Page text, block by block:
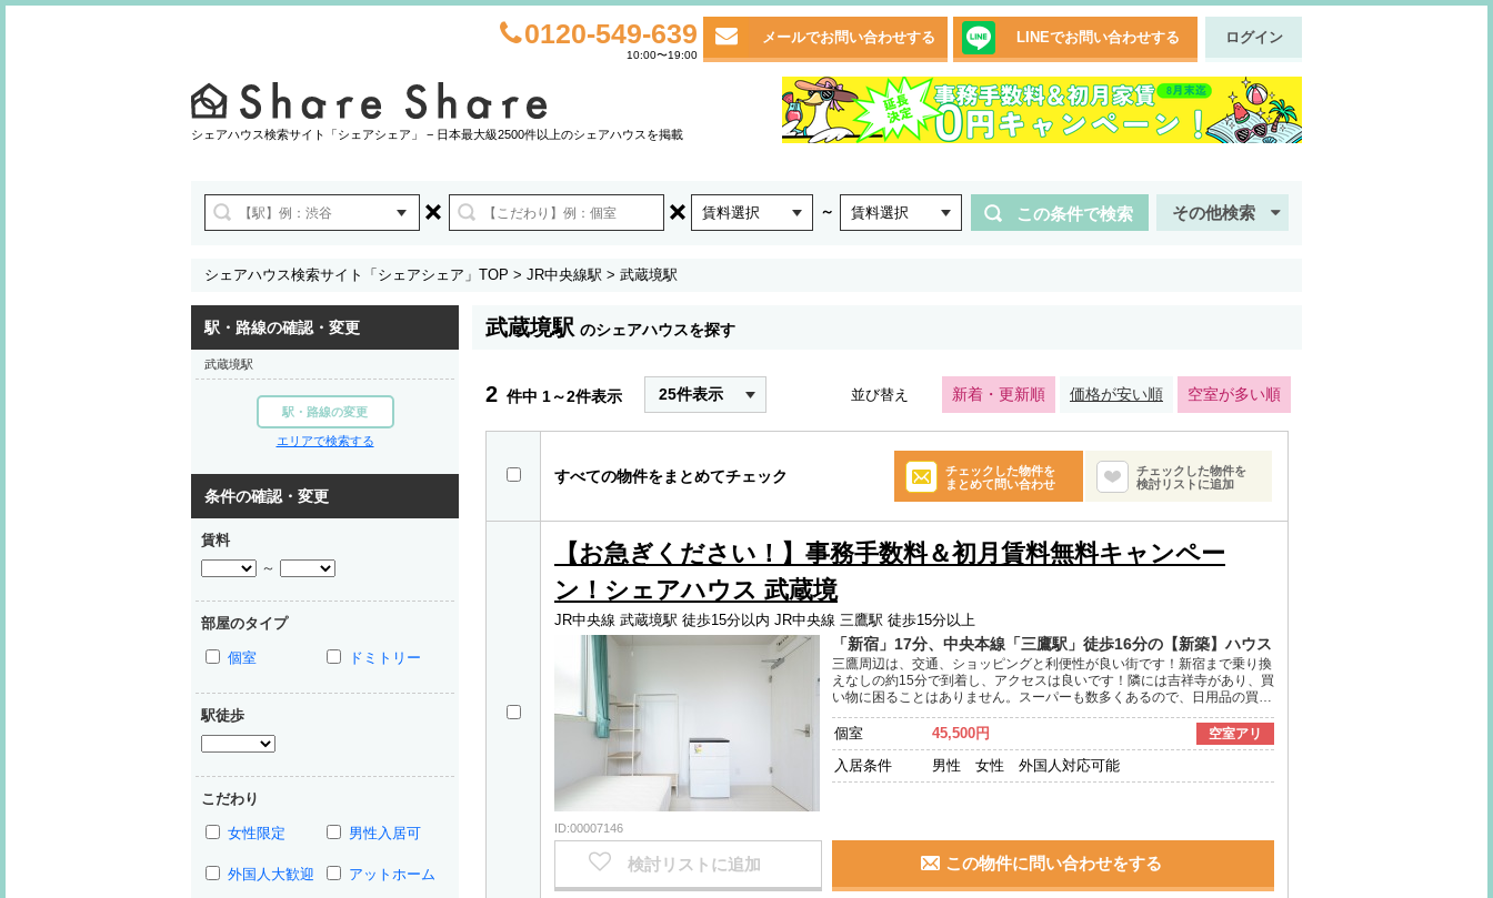
0120-549-639
10:00〜19:00
メールでお問い合わせする LINEでお問い合わせする ログイン
シェアハウス検索サイト「シェアシェア」 − 日本最大級2500件以上のシェアハウスを掲載
賃料選択 ～ 賃料選択 この条件で検索 その他検索
シェアハウス検索サイト「シェアシェア」TOP > JR中央線駅 > 武蔵境駅
武蔵境駅 のシェアハウスを探す
2 件中 1～2件表示 25件表示 並び替え 新着・更新順 価格が安い順 空室が多い順
すべての物件をまとめてチェック
チェックした物件を
まとめて問い合わせ
チェックした物件を
検討リストに追加
【お急ぎください！】事務手数料＆初月賃料無料キャンペー
ン！シェアハウス 武蔵境
JR中央線 武蔵境駅 徒歩15分以内 JR中央線 三鷹駅 徒歩15分以上
ID:00007146
「新宿」17分、中央本線「三鷹駅」徒歩16分の【新築】ハウス
三鷹周辺は、交通、ショッピングと利便性が良い街です！新宿まで乗り換
えなしの約15分で到着し、アクセスは良いです！隣には吉祥寺があり、買
い物に困ることはありません。スーパーも数多くあるので、日用品の買…
個室 45,500円 空室アリ
入居条件 男性 女性 外国人対応可能
検討リストに追加 この物件に問い合わせをする
駅・路線の確認・変更
武蔵境駅
駅・路線の変更
エリアで検索する
条件の確認・変更
賃料
～
部屋のタイプ
個室 ドミトリー
駅徒歩
こだわり
女性限定 男性入居可
外国人大歓迎 アットホーム